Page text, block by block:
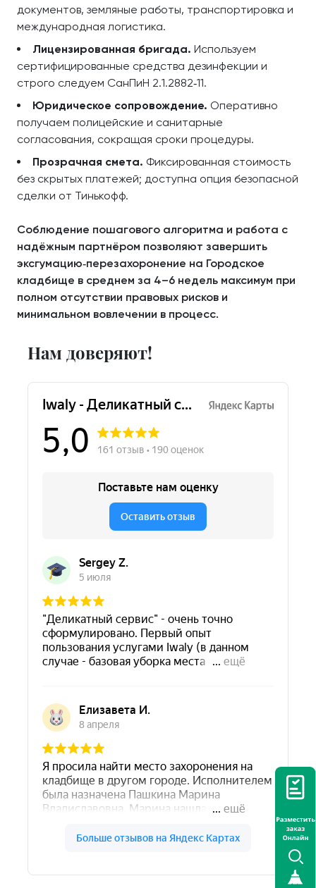
документов, земляные работы, транспортировка и
международная логистика.
Лицензированная бригада. Используем
сертифицированные средства дезинфекции и
строго следуем СанПиН 2.1.2882‑11.
Юридическое сопровождение. Оперативно
получаем полицейские и санитарные
согласования, сокращая сроки процедуры.
Прозрачная смета. Фиксированная стоимость
без скрытых платежей; доступна опция безопасной
сделки от Тинькофф.
Соблюдение пошагового алгоритма и работа с
надёжным партнёром позволяют завершить
эксгумацию‑перезахоронение на Городское
кладбище в среднем за 4–6 недель максимум при
полном отсутствии правовых рисков и
минимальном вовлечении в процесс.
Нам доверяют!